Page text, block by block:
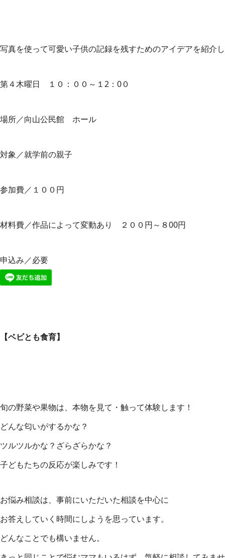
写真を使って可愛い子供の記録を残すためのアイデアを紹介
第４木曜日 １０：００～１2：0０
場所／向山公民館 ホール
対象／就学前の親子
参加費／１００円
材料費／作品によって変動あり ２００円～８00円
申込み／必要
【ベビとも食育】
旬の野菜や果物は、本物を見て・触って体験します！
どんな匂いがするかな？
ツルツルかな？ざらざらかな？
子どもたちの反応が楽しみです！
お悩み相談は、事前にいただいた相談を中心に
お答えしていく時間にしようを思っています。
どんなことでも構いません。